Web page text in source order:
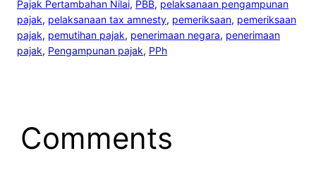
Pajak Pertambahan Nilai, PBB, pelaksanaan pengampunan
pajak, pelaksanaan tax amnesty, pemeriksaan, pemeriksaan
pajak, pemutihan pajak, penerimaan negara, penerimaan
pajak, Pengampunan pajak, PPh
Comments